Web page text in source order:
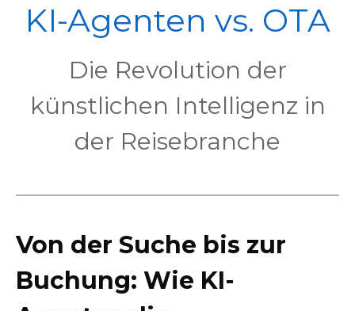
KI-Agenten vs. OTA
Die Revolution der
künstlichen Intelligenz in
der Reisebranche
Von der Suche bis zur
Buchung: Wie KI-